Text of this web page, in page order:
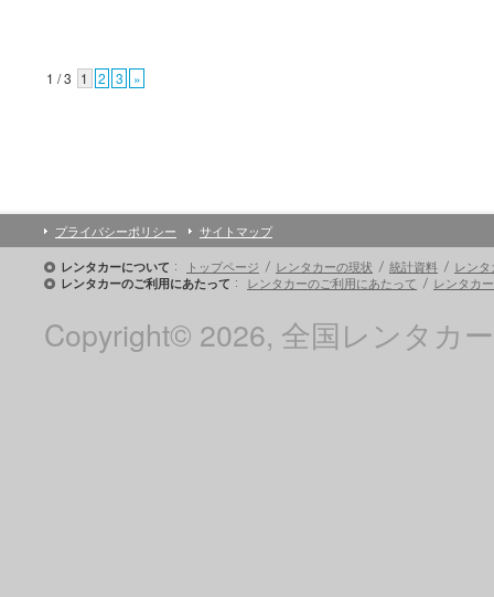
1 / 3 1 2 3 »
プライバシーポリシー サイトマップ
レンタカーについて トップページ レンタカーの現状 統計資料 レン
レンタカーのご利用にあたって レンタカーのご利用にあたって レンタカ
Copyright© 2026, 全国レンタカ